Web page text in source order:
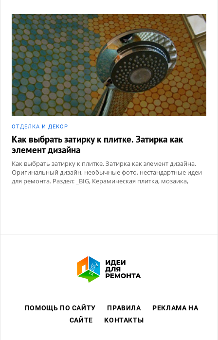
ОТДЕЛКА И ДЕКОР
Как выбрать затирку к плитке. Затирка как
элемент дизайна
Как выбрать затирку к плитке. Затирка как элемент дизайна.
Оригинальный дизайн, необычные фото, нестандартные идеи
для ремонта. Раздел: _BIG, Керамическая плитка, мозаика,
ПОМОЩЬ ПО САЙТУ ПРАВИЛА
РЕКЛАМА НА
САЙТЕ
КОНТАКТЫ